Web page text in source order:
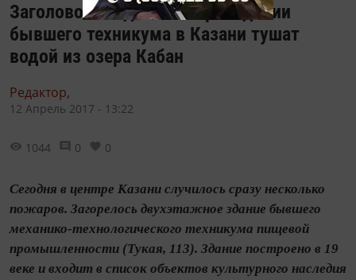
Заголовок: Видео: пожар в здании
бывшего техникума в Казани тушат
водой из озера Кабан
Редактор,
12 Апрель 2017 - 13:22
1044 0 0
Сегодня в центре Казани случилось сразу несколько
пожаров. Загорелось двухэтажное здание бывшего
механико-технологического техникума пищевой
промышленности (Тукая, 113). Здание построено в 19
веке и входит в список объектов культурного наследия